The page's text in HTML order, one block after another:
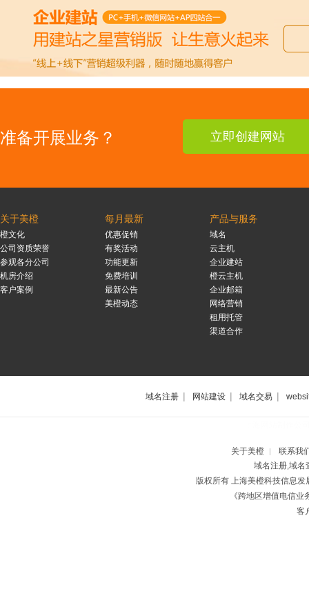
准备开展业务？ 立即创建网站
关于美橙
橙文化
公司资质荣誉
参观各分公司
机房介绍
客户案例
每月最新
优惠促销
有奖活动
功能更新
免费培训
最新公告
美橙动态
产品与服务
域名
云主机
企业建站
橙云主机
企业邮箱
网络营销
租用托管
渠道合作
域名注册 | 网站建设 | 域名交易 |
关于美橙 |
联系我
域名注册,域名
版权所有 上海美橙科技信息
《跨地区增值电信
客